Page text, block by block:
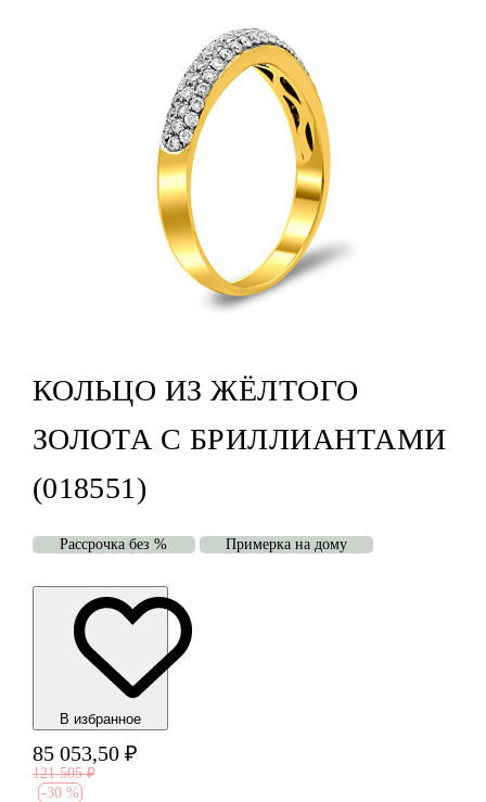
КОЛЬЦО ИЗ ЖЁЛТОГО
ЗОЛОТА С БРИЛЛИАНТАМИ
(018551)
Рассрочка без % Примерка на дому
В избранноe
85 053,50 ₽
121 505 ₽
-30 %